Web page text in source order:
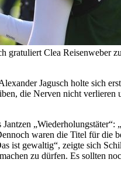
gratuliert Clea Reisenweber
Jagusch holte sich
die Nerven nicht
waren die Titel für die
ist gewaltig“, zeigte sich
zu dürfen. Es sollten